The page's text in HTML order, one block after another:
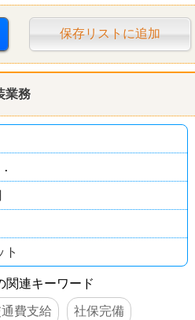
保存リストに追加
業務
ト
関連キーワード
費支給 社保完備